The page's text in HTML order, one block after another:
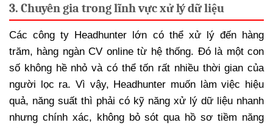
3. Chuyên gia trong lĩnh vực xử lý dữ liệu
Các công ty Headhunter lớn có thể xử lý đến hàng
trăm, hàng ngàn CV online từ hệ thống. Đó là một con
số không hề nhỏ và có thể tốn rất nhiều thời gian của
người lọc ra. Vì vậy, Headhunter muốn làm việc hiệu
quả, năng suất thì phải có kỹ năng xử lý dữ liệu nhanh
nhưng chính xác, không bỏ sót qua hồ sơ tiềm năng